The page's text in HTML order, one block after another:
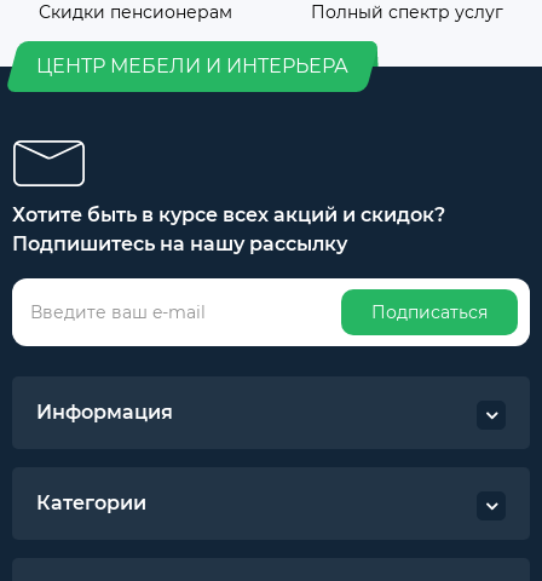
Скидки пенсионерам Полный спектр услуг
ЦЕНТР МЕБЕЛИ И ИНТЕРЬЕРА
Хотите быть в курсе всех акций и скидок?
Подпишитесь на нашу рассылку
Подписаться
Информация
Категории